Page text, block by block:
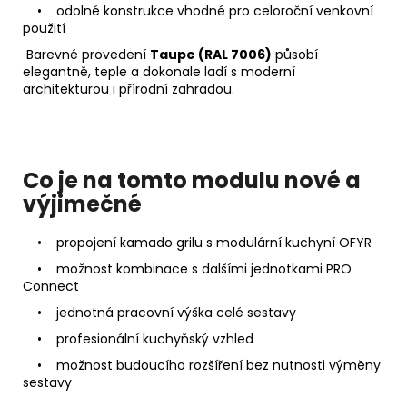
• odolné konstrukce vhodné pro celoroční venkovní
použití
Barevné provedení Taupe (RAL 7006) působí
elegantně, teple a dokonale ladí s moderní
architekturou i přírodní zahradou.
Co je na tomto modulu nové a
výjimečné
• propojení kamado grilu s modulární kuchyní OFYR
• možnost kombinace s dalšími jednotkami PRO
Connect
• jednotná pracovní výška celé sestavy
• profesionální kuchyňský vzhled
• možnost budoucího rozšíření bez nutnosti výměny
sestavy